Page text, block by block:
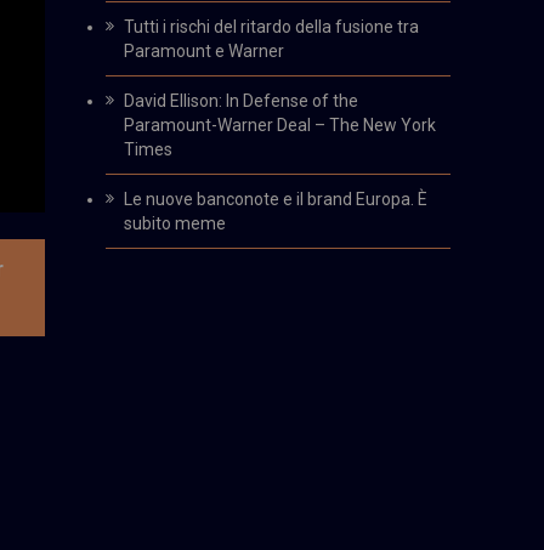
Tutti i rischi del ritardo della fusione tra
Paramount e Warner
David Ellison: In Defense of the
Paramount-Warner Deal – The New York
Times
Le nuove banconote e il brand Europa. È
subito meme